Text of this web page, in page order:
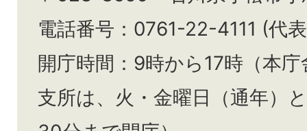
電話番号：0761-22-4111 (代
開庁時間：9時から17時（本
支所は、火・金曜日（通年）と